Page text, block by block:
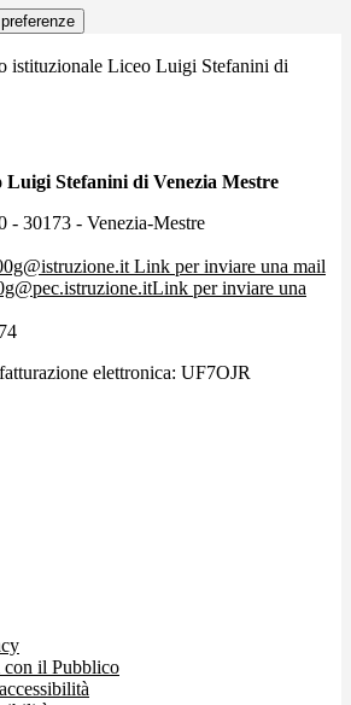
istituzionale Liceo Luigi Stefanini di
Luigi Stefanini di Venezia Mestre
- 30173 - Venezia-Mestre
Link per inviare una mail
Link per inviare una
elettronica: UF7OJR
il Pubblico